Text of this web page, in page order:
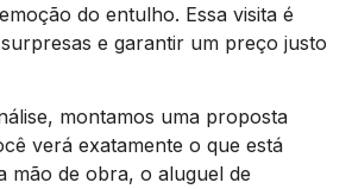
do entulho. Essa visita é
e garantir um preço justo
montamos uma proposta
verá exatamente o que está
mão de obra, o aluguel de